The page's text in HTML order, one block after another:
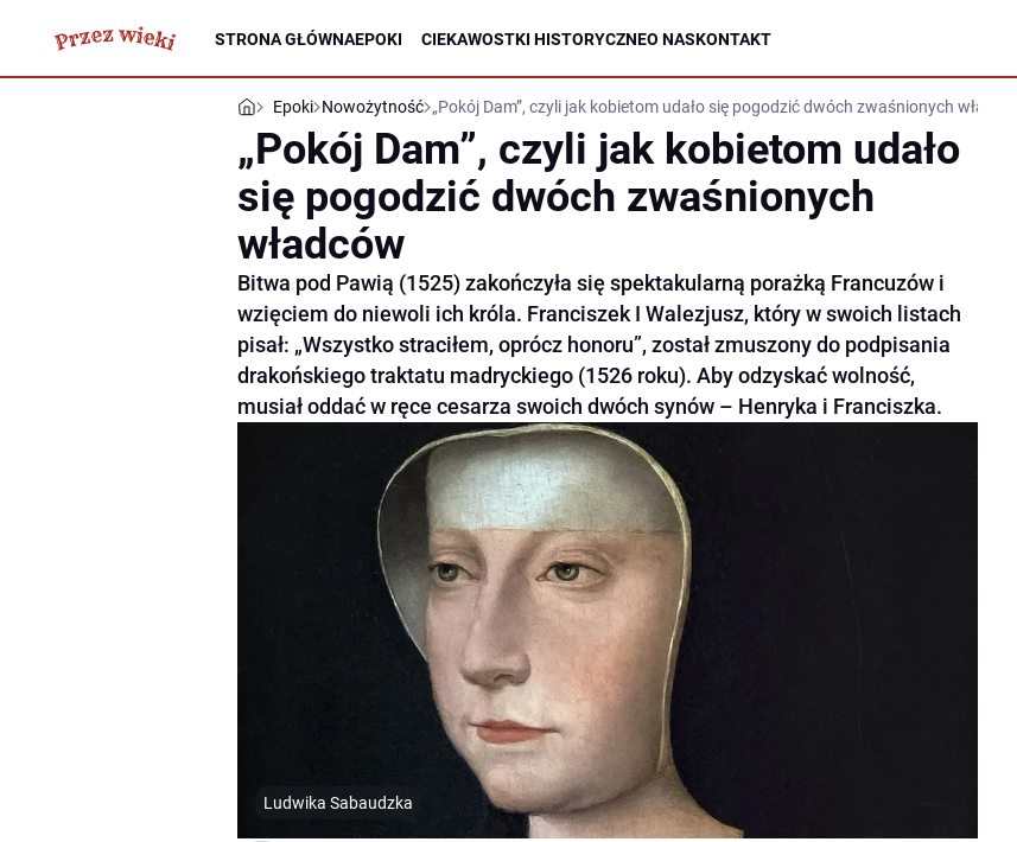
STRONA GŁÓWNAEPOKI CIEKAWOSTKI HISTORYCZNEO NASKONTAKT
Epoki Nowożytność „Pokój Dam”, czyli jak kobietom udało się pogodzić dwóch zwaśnionych władców
„Pokój Dam”, czyli jak kobietom udało
się pogodzić dwóch zwaśnionych
władców
Bitwa pod Pawią (1525) zakończyła się spektakularną porażką Francuzów i
wzięciem do niewoli ich króla. Franciszek I Walezjusz, który w swoich listach
pisał: „Wszystko straciłem, oprócz honoru”, został zmuszony do podpisania
drakońskiego traktatu madryckiego (1526 roku). Aby odzyskać wolność,
musiał oddać w ręce cesarza swoich dwóch synów – Henryka i Franciszka.
Ludwika Sabaudzka